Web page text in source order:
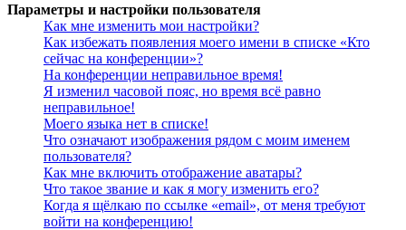
Параметры и настройки пользователя
Как мне изменить мои настройки?
Как избежать появления моего имени в списке «Кто
сейчас на конференции»?
На конференции неправильное время!
Я изменил часовой пояс, но время всё равно
неправильное!
Моего языка нет в списке!
Что означают изображения рядом с моим именем
пользователя?
Как мне включить отображение аватары?
Что такое звание и как я могу изменить его?
Когда я щёлкаю по ссылке «email», от меня требуют
войти на конференцию!